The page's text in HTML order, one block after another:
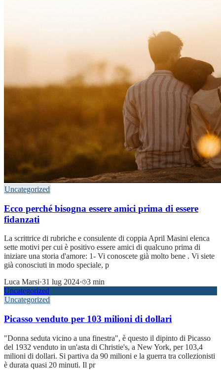
Uncategorized
Ecco perché bisogna essere amici prima di essere
fidanzati
La scrittrice di rubriche e consulente di coppia April Masini elenca
sette motivi per cui è positivo essere amici di qualcuno prima di
iniziare una storia d'amore: 1- Vi conoscete già molto bene . Vi siete
già conosciuti in modo speciale, p
Luca Marsi·31 lug 2024·
3 min
Uncategorized
Uncategorized
Picasso venduto per 103 milioni di dollari
"Donna seduta vicino a una finestra", è questo il dipinto di Picasso
del 1932 venduto in un'asta di Christie's, a New York, per 103,4
milioni di dollari. Si partiva da 90 milioni e la guerra tra collezionisti
è durata quasi 20 minuti. Il pr